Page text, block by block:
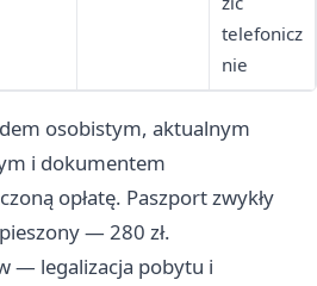
telefonicz
nie
osobistym, aktualnym
i dokumentem
opłatę. Paszport zwykły
— 280 zł.
— legalizacja pobytu i